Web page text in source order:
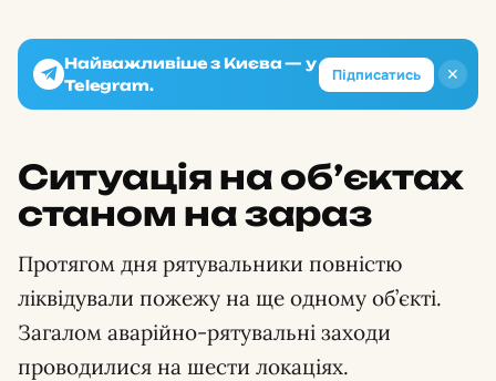
✕
Найважливіше з Києва — у
Telegram.
Підписатись
Ситуація на об’єктах
станом на зараз
Протягом дня рятувальники повністю
ліквідували пожежу на ще одному об’єкті.
Загалом аварійно-рятувальні заходи
проводилися на шести локаціях.